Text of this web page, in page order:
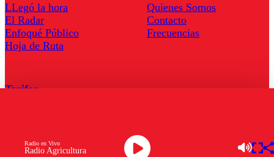
Radio Agricultura
Radio en Vivo
LLegó la hora
El Radar
Enfoqué Público
Hoja de Ruta
Quienes Somos
Contacto
Frecuencias
Tarifas